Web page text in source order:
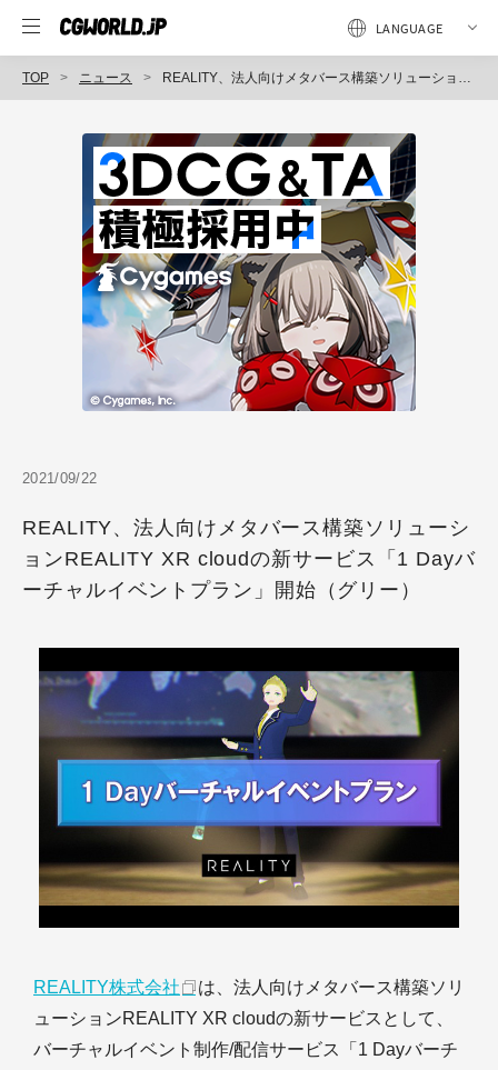
TOP ニュース REALITY、法人向けメタバース構築ソリューションREALITY XR cloudの新サービス「1 Dayバーチャルイベントプラン」開始（グリー）
2021/09/22
REALITY、法人向けメタバース構築ソリューシ
ョンREALITY XR cloudの新サービス「1 Dayバ
ーチャルイベントプラン」開始（グリー）
REALITY株式会社
は、法人向けメタバース構築ソリ
ューションREALITY XR cloudの新サービスとして、
バーチャルイベント制作/配信サービス「1 Dayバーチ